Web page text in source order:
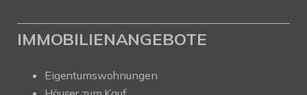
IMMOBILIENANGEBOTE
Eigentumswohnungen